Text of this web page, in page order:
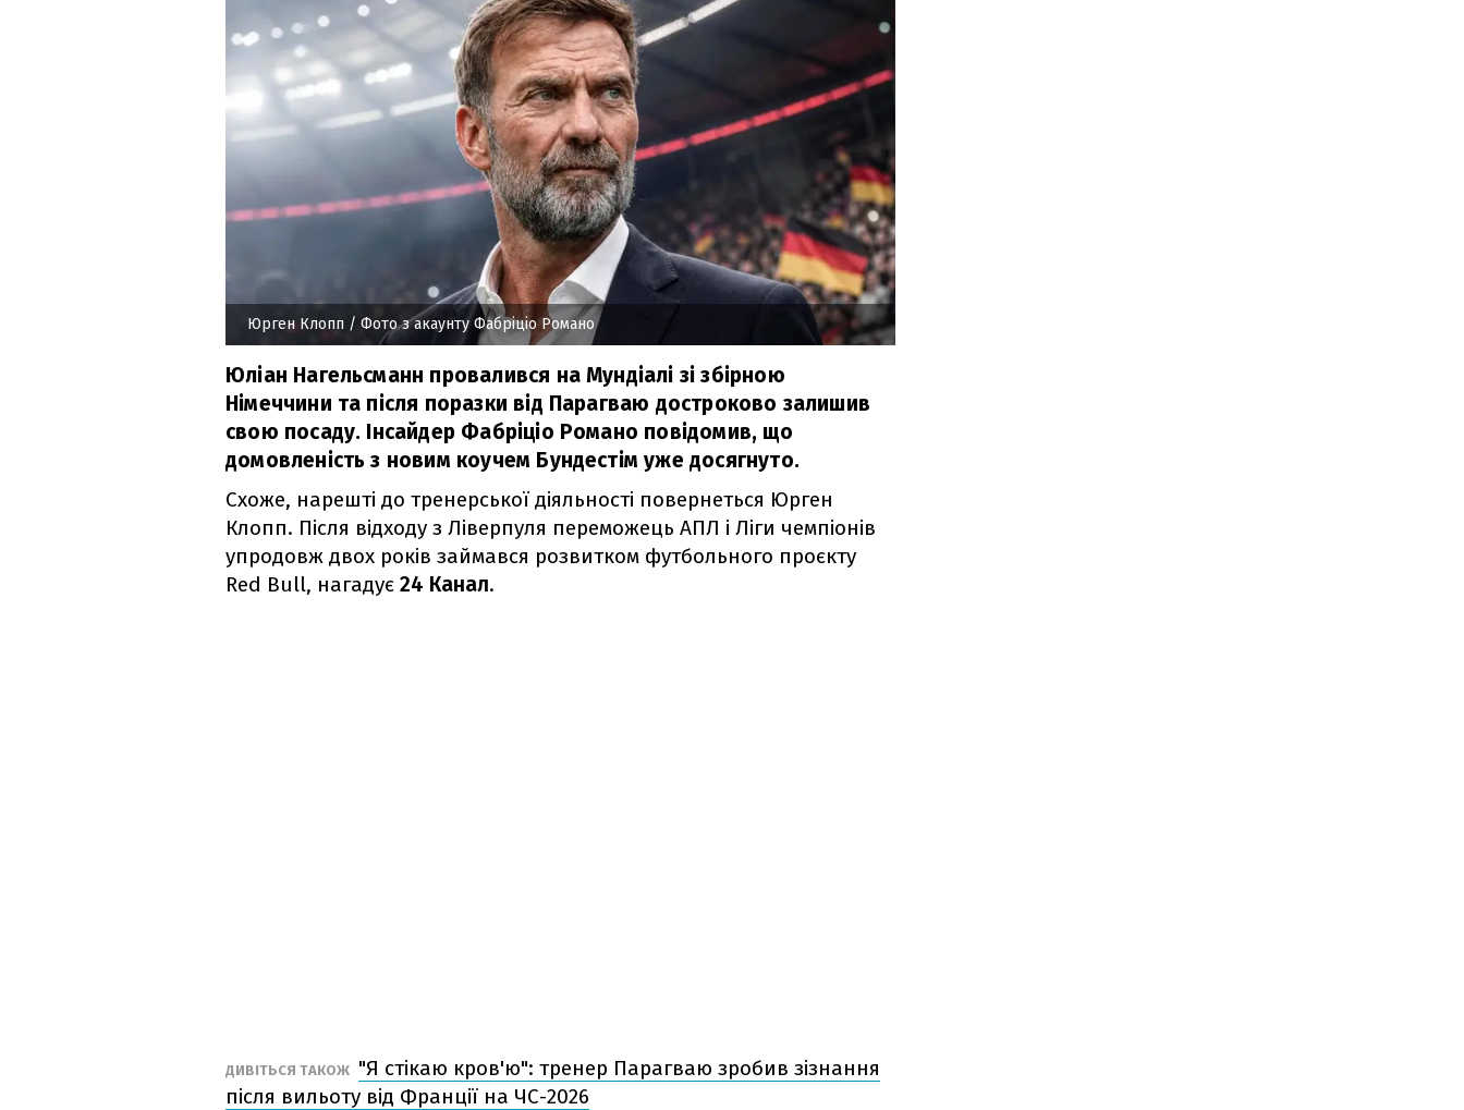
Юрген Клопп / Фото з акаунту Фабріціо Романо
Юліан Нагельсманн провалився на Мундіалі зі збірною
Німеччини та після поразки від Парагваю достроково залишив
свою посаду. Інсайдер Фабріціо Романо повідомив, що
домовленість з новим коучем Бундестім уже досягнуто.
Схоже, нарешті до тренерської діяльності повернеться Юрген
Клопп. Після відходу з Ліверпуля переможець АПЛ і Ліги чемпіонів
упродовж двох років займався розвитком футбольного проєкту
Red Bull, нагадує 24 Канал.
ДИВІТЬСЯ ТАКОЖ "Я стікаю кров'ю": тренер Парагваю зробив зізнання
після вильоту від Франції на ЧС-2026